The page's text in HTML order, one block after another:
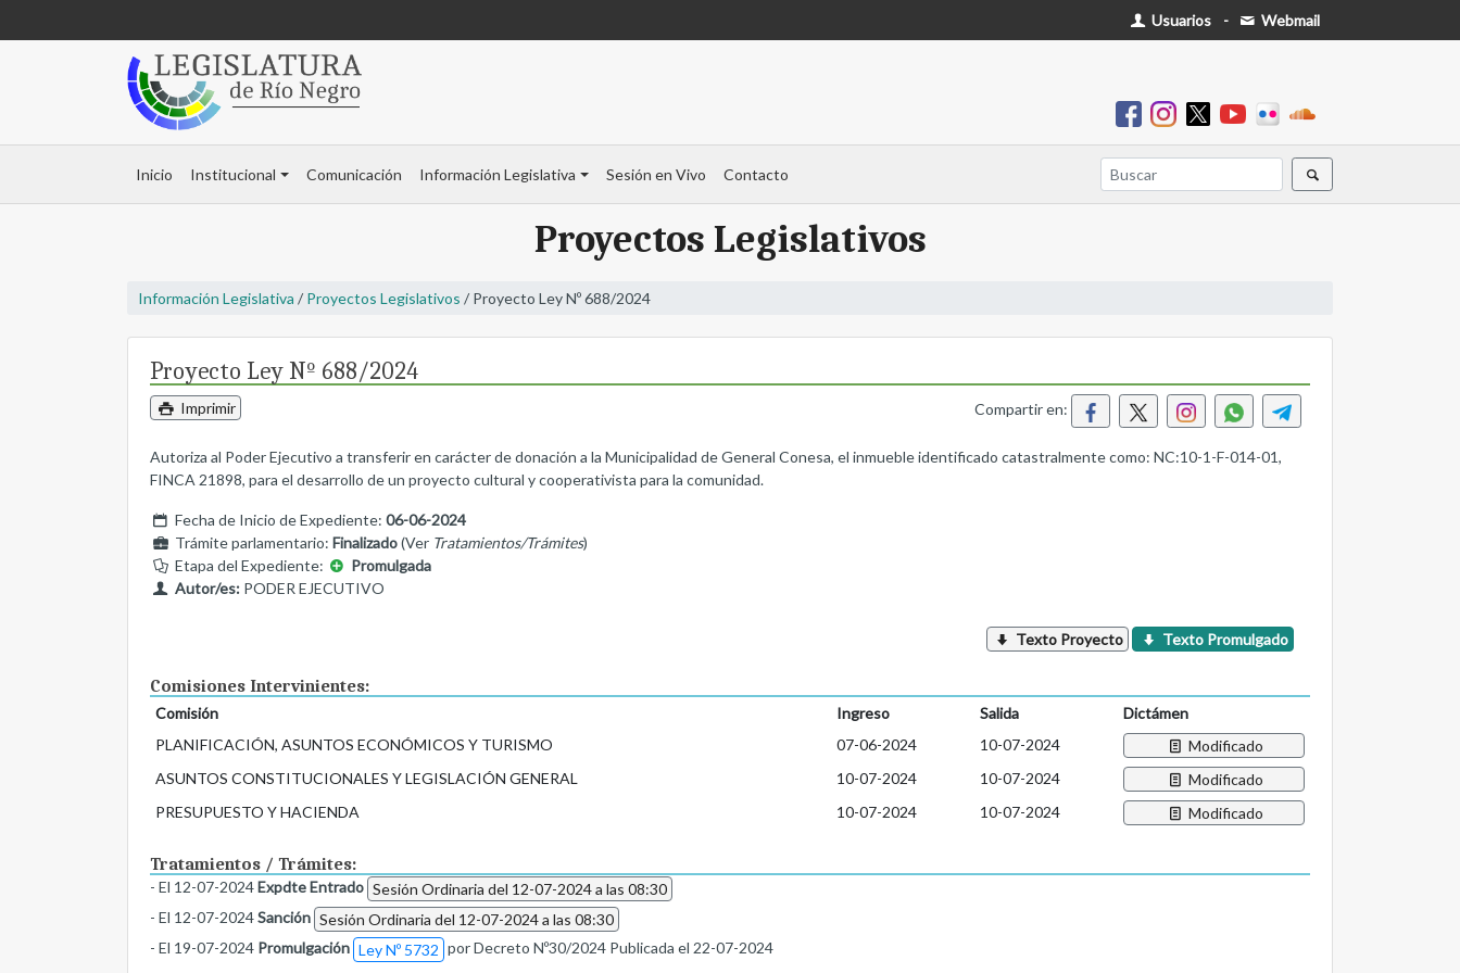
Usuarios - Webmail
Inicio Institucional Comunicación Información Legislativa Sesión en Vivo Contacto
Proyectos Legislativos
Información Legislativa / Proyectos Legislativos / Proyecto Ley Nº 688/2024
Proyecto Ley Nº 688/2024
Imprimir Compartir en:
Autoriza al Poder Ejecutivo a transferir en carácter de donación a la Municipalidad de General Conesa, el inmueble identificado catastralmente como: NC:10-1-F-014-01,
FINCA 21898, para el desarrollo de un proyecto cultural y cooperativista para la comunidad.
Fecha de Inicio de Expediente: 06-06-2024
Trámite parlamentario: Finalizado(Ver Tratamientos/Trámites)
Etapa del Expediente:
Promulgada
Autor/es:PODER EJECUTIVO
Texto Proyecto Texto Promulgado
Comisiones Intervinientes:
Comisión Ingreso Salida
Dictámen
PLANIFICACIÓN, ASUNTOS ECONÓMICOS Y TURISMO
07-06-2024 10-07-2024
Modificado
ASUNTOS CONSTITUCIONALES Y LEGISLACIÓN GENERAL
10-07-2024 10-07-2024
Modificado
PRESUPUESTO Y HACIENDA
10-07-2024 10-07-2024 Modificado
Tratamientos / Trámites:
- El 12-07-2024Expdte Entrado Sesión Ordinaria del 12-07-2024 a las 08:30
- El 12-07-2024Sanción Sesión Ordinaria del 12-07-2024 a las 08:30
- El 19-07-2024 Promulgación Ley Nº 5732 por Decreto Nº30/2024 Publicada el 22-07-2024